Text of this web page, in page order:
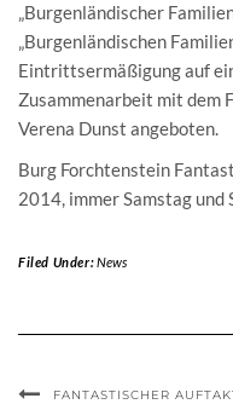
„Burgenländischer
„Burgenländischen
Eintrittsermäßigung auf
Zusammenarbeit mit dem
Verena Dunst angeboten.
Burg Forchtenstein
2014, immer Samstag
Filed Under:News
FANTASTISCHER